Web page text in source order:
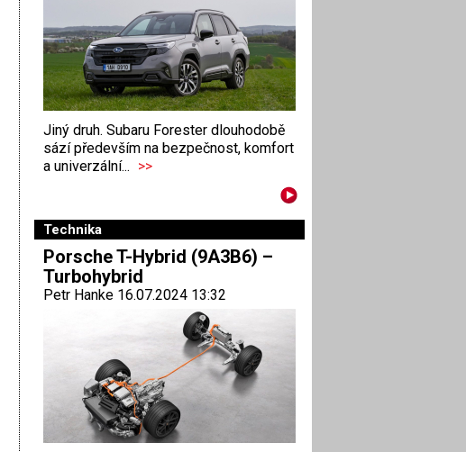
Jiný druh. Subaru Forester dlouhodobě
sází především na bezpečnost, komfort
a univerzální... >>
Technika
Porsche T-Hybrid (9A3B6) –
Turbohybrid
Petr Hanke 16.07.2024 13:32